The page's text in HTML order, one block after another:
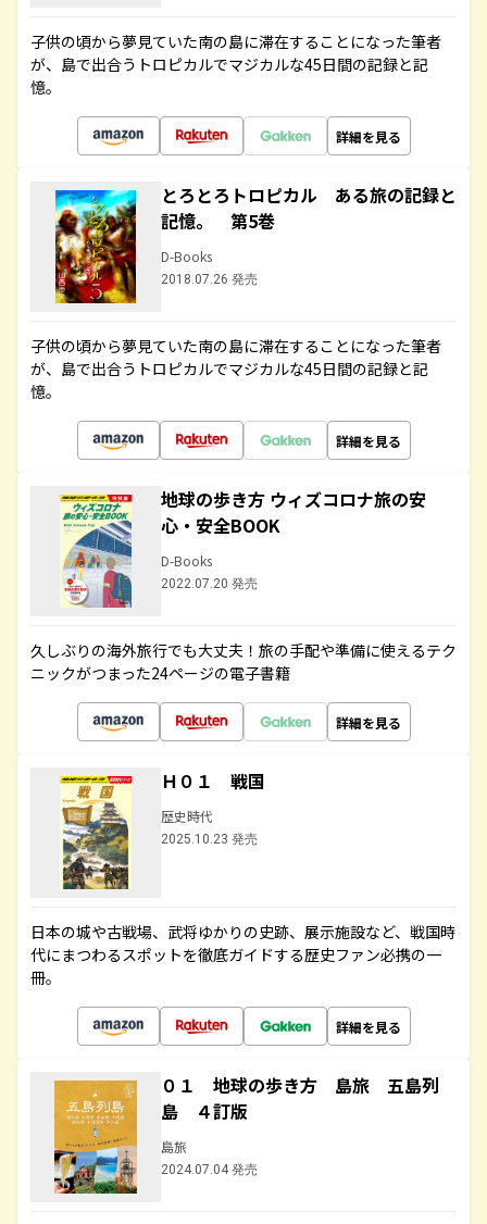
子供の頃から夢見ていた南の島に滞在することになった筆者
が、島で出合うトロピカルでマジカルな45日間の記録と記
憶。
詳細を見る
とろとろトロピカル ある旅の記録と
記憶。 第5巻
D-Books
2018.07.26 発売
子供の頃から夢見ていた南の島に滞在することになった筆者
が、島で出合うトロピカルでマジカルな45日間の記録と記
憶。
詳細を見る
地球の歩き方 ウィズコロナ旅の安
心・安全BOOK
D-Books
2022.07.20 発売
久しぶりの海外旅行でも大丈夫！旅の手配や準備に使えるテク
ニックがつまった24ページの電子書籍
詳細を見る
Ｈ０１ 戦国
歴史時代
2025.10.23 発売
日本の城や古戦場、武将ゆかりの史跡、展示施設など、戦国時
代にまつわるスポットを徹底ガイドする歴史ファン必携の一
冊。
詳細を見る
０１ 地球の歩き方 島旅 五島列
島 ４訂版
島旅
2024.07.04 発売